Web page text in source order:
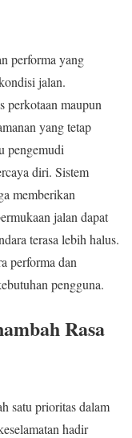
performa yang
jalan.
perkotaan maupun
yang tetap
pengemudi
diri. Sistem
memberikan
jalan dapat
terasa lebih halus.
performa dan
pengguna.
Rasa
satu prioritas dalam
hadir